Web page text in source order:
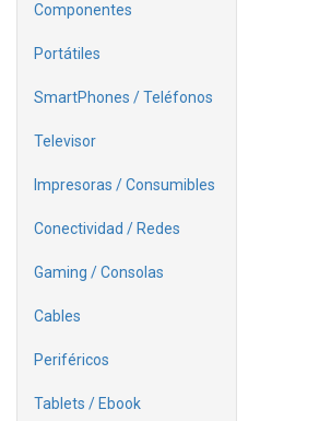
Componentes
Portátiles
SmartPhones / Teléfonos
Televisor
Impresoras / Consumibles
Conectividad / Redes
Gaming / Consolas
Cables
Periféricos
Tablets / Ebook